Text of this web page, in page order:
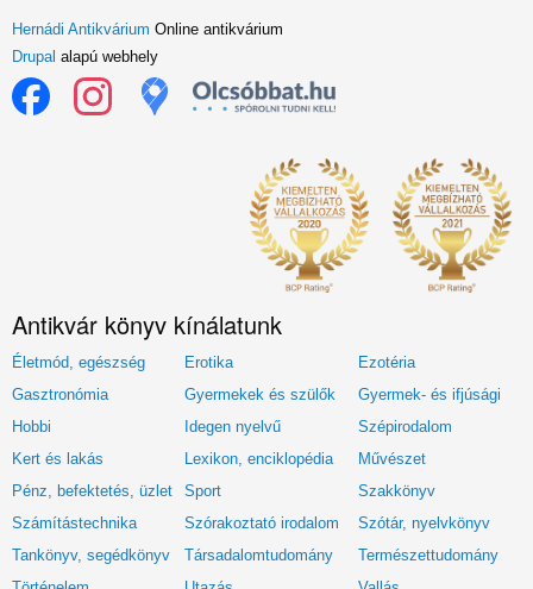
Hernádi Antikvárium Online antikvárium
Drupal alapú webhely
Antikvár könyv kínálatunk
Életmód, egészség Erotika
Ezotéria
Gasztronómia
Gyermekek és szülők
Gyermek- és ifjúsági
Hobbi
Idegen nyelvű
Szépirodalom
Kert és lakás
Lexikon, enciklopédia
Művészet
Pénz, befektetés, üzlet
Sport
Szakkönyv
Számítástechnika
Szórakoztató irodalom
Szótár, nyelvkönyv
Tankönyv, segédkönyv
Társadalomtudomány
Természettudomány